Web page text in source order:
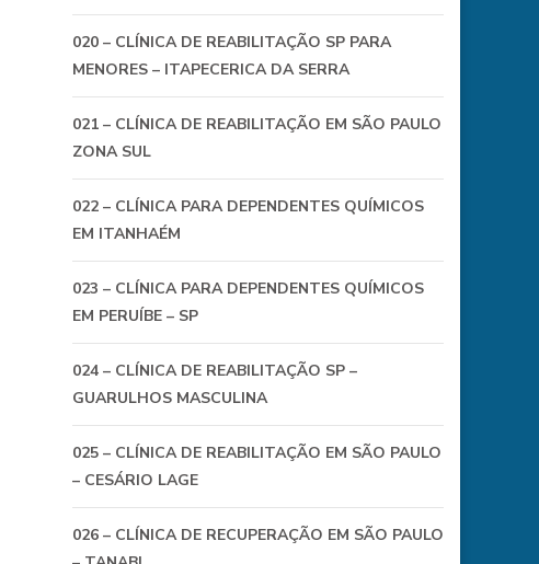
020 – CLÍNICA DE REABILITAÇÃO SP PARA
MENORES – ITAPECERICA DA SERRA
021 – CLÍNICA DE REABILITAÇÃO EM SÃO PAULO
ZONA SUL
022 – CLÍNICA PARA DEPENDENTES QUÍMICOS
EM ITANHAÉM
023 – CLÍNICA PARA DEPENDENTES QUÍMICOS
EM PERUÍBE – SP
024 – CLÍNICA DE REABILITAÇÃO SP –
GUARULHOS MASCULINA
025 – CLÍNICA DE REABILITAÇÃO EM SÃO PAULO
– CESÁRIO LAGE
026 – CLÍNICA DE RECUPERAÇÃO EM SÃO PAULO